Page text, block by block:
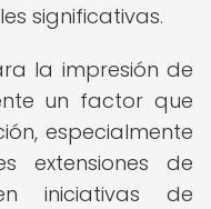
significativas.
la impresión de
un factor que
especialmente
extensiones de
iniciativas de